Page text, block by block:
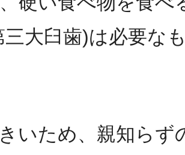
三大臼歯)は必要な
いため、親知らず